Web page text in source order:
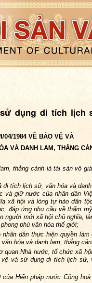
dụng di tích lịch
04/1984 VỀ BẢO VỆ VÀ
VÀ DANH LAM, THẮNG
thắng cảnh là tài sản vô
tích lịch sử, văn hóa và
và giữ nước của nhân dân
xã hội và lòng tự hào dân
đáp ứng nhu cầu về thẩm
người mới xã hội chủ nghĩa,
phú văn hóa thế giới;
dân thực hiện quyền
hóa và danh lam, thắng
quan Nhà nước, tổ chức xã
và sử dụng di tích lịch sử,
Hiến pháp nước Cộng